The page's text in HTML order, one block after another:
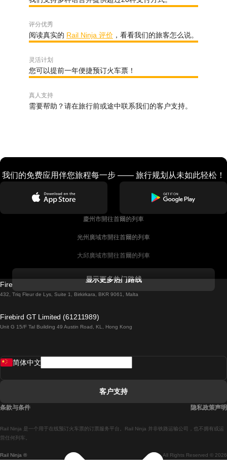
评分优秀
阅读真实的 Rail Ninja 评价 ，看看我们的旅客怎么说。
灵活计划
您可以提前一年便捷预订火车票！
真人支持
需要帮助？请在旅行前或途中联系我们的客户支持。
我们的免费应用伴您旅程每一步 —— 旅行规划从未如此轻松！
慶州市開往首爾的列車
光州廣域市開往首爾的列車
大邱廣域市開往首爾的列車
都柏林開往戈尔韦的列車
羅馬開往拿坡里的列車
馬德里開往巴塞罗那的列車
显示更多热门路线
Firebird GT Limited (OC 1451)
432, Triq Fleur de Lys, Suite 1, Birkirkara, BKR 9061, Malta
Firebird GT Limited (61211989)
Unit G 15/F Tal Building 49 Austin Road, KL, Hong Kong
Rail Ninja ® All Rights Reserved © 2026
Rail Ninja 是一个用于在线预订火车票的订票服务平台。Rail Ninja 并非铁路运输公司，也不拥有或运
营任何列车。
简体中文
客户支持
条款与条件 隐私政策声明